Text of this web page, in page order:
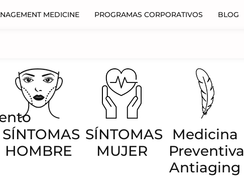
MEDICINE PROGRAMAS CORPORATIVOS BLOG
SÍNTOMAS
HOMBRE
SÍNTOMAS
MUJER
Medicina
Preventiva
Antiaging